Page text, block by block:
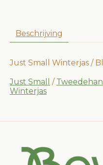
Beschrijving
Just Small Winterjas /
Just Small /
Winterjas